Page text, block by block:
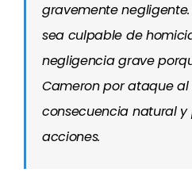
gravemente
sea culpable de
negligencia grave
Cameron por ataque al
consecuencia natural
acciones.